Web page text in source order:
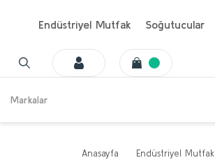
Endüstriyel Mutfak Soğutucular
Markalar
Anasayfa Endüstriyel Mutfak